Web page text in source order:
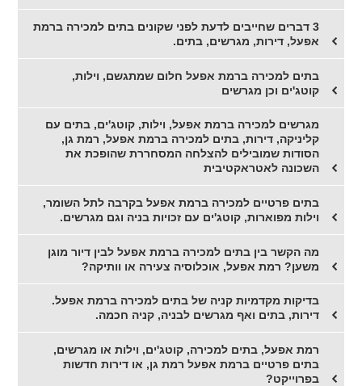
3 דברים שחייבים לדעת לפני שקונים בתים למכירה ברמת
אפעל, דירות, מגרשים, בתים.
בתים למכירה ברמת אפעל חלום שמתגשם, וילות,
קוטג'ים וכן מגרשים
מגרשים למכירה ברמת אפעל, וילות, קוטג'ים, בתים עם
קליניקה, דירות, בתים למכירה ברמת אפעל, רמת גן,
הסודות שמובילים להצלחה המסחררת שהופכת את
השכונה לאטראקטיבית
בתים פרטיים למכירה ברמת אפעל בקרבה לתל השומר,
וילות מפוארות, קוטג'ים עם זכויות בניה וגם מגרשים.
מה הקשר בין בתים למכירה ברמת אפעל לבין דיור מוגן
משען? רמת אפעל, אוכלוסיה צעירה או וותיקה?
בדיקות מקדמיות קניה של בתים למכירה ברמת אפעל.
דירות, בתים ואף מגרשים לבניה, קניה חכמה.
רמת אפעל, בתים למכירה, קוטג'ים, וילות או מגרשים,
בתים פרטיים ברמת אפעל רמת גן, או דירות חדשות
בפרוייקט?